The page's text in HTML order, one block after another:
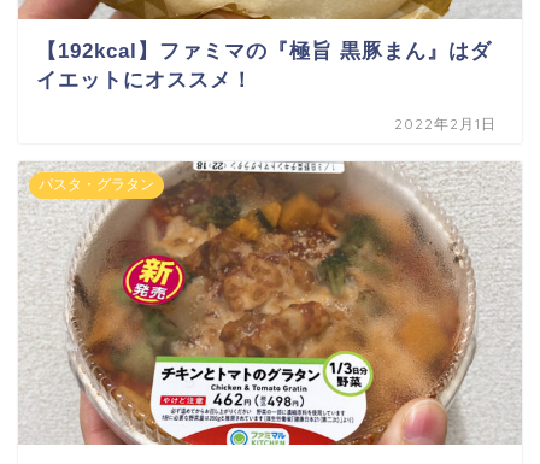
【192kcal】ファミマの『極旨 黒豚まん』はダ
イエットにオススメ！
2022年2月1日
パスタ・グラタン